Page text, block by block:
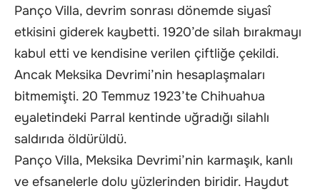
Panço Villa, devrim sonrası dönemde siyasî
etkisini giderek kaybetti. 1920’de silah bırakmayı
kabul etti ve kendisine verilen çiftliğe çekildi.
Ancak Meksika Devrimi’nin hesaplaşmaları
bitmemişti. 20 Temmuz 1923’te Chihuahua
eyaletindeki Parral kentinde uğradığı silahlı
saldırıda öldürüldü.
Panço Villa, Meksika Devrimi’nin karmaşık, kanlı
ve efsanelerle dolu yüzlerinden biridir. Haydut